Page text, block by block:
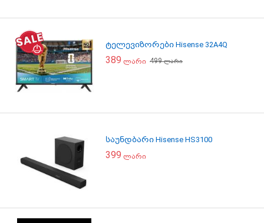
ტელევიზორები Hisense 32A4Q
389 ლარი 499ლარი
საუნდბარი Hisense HS3100
399 ლარი